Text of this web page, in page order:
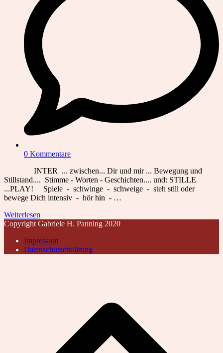
0 Kommentare
INTER ... zwischen... Dir und mir ... Bewegung und
Stillstand.... Stimme - Worten - Geschichten.... und: STILLE
...PLAY! Spiele - schwinge - schweige - steh still oder
bewege Dich intensiv - hör hin - …
Weiterlesen
Copyright Gabriele H. Panning 2020
Impressum
Datenschutzerklärung